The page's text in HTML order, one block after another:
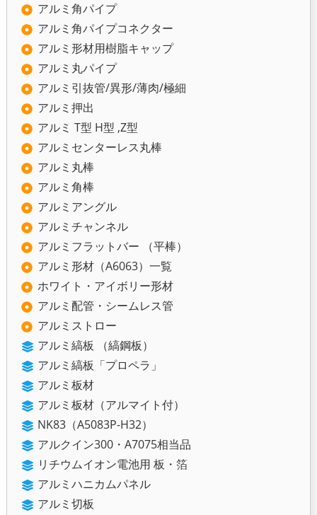
アルミ角パイプ
アルミ角パイプコネクター
アルミ形材用樹脂キャップ
アルミ丸パイプ
アルミ引抜管/異形/薄肉/極細
アルミ押出
アルミ T型 H型 ,Z型
アルミセンターレス丸棒
アルミ丸棒
アルミ角棒
アルミアングル
アルミチャンネル
アルミフラットバー （平棒）
アルミ形材（A6063）一覧
ホワイト・アイボリー形材
アルミ配管・シームレス管
アルミストロー
アルミ縞板 （縞鋼板）
アルミ縞板「プロペラ」
アルミ板材
アルミ板材（アルマイト付）
NK83（A5083P-H32）
アルクイン300・A7075相当品
リチウムイオン電池用 板・箔
アルミハニカムパネル
アルミ切板